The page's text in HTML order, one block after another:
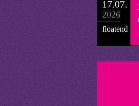
17.07.
2026
floatend